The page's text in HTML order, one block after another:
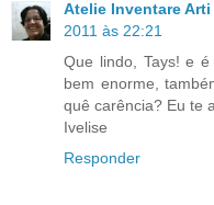
Atelie Inventare
2011 às 22:21
Que lindo, Tays! e
bem enorme,
quê carência? Eu te
Ivelise
Responder